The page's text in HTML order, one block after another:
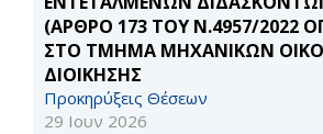
(ΑΡΘΡΟ 173 ΤΟΥ Ν.4957/2022
ΣΤΟ ΤΜΗΜΑ ΜΗΧΑΝΙΚΩΝ
ΔΙΟΙΚΗΣΗΣ
Προκηρύξεις Θέσεων
29 Ιουν 2026